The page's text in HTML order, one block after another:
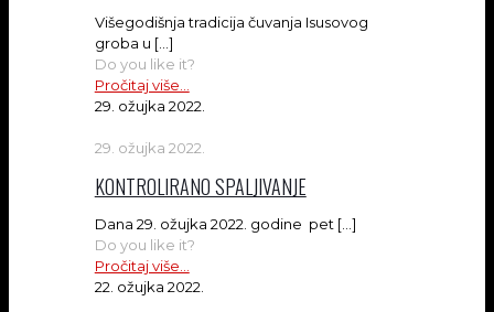
Višegodišnja tradicija čuvanja Isusovog
groba u […]
Do you like it?
Pročitaj više...
29. ožujka 2022.
29. ožujka 2022.
KONTROLIRANO SPALJIVANJE
Dana 29. ožujka 2022. godine pet […]
Do you like it?
Pročitaj više...
22. ožujka 2022.